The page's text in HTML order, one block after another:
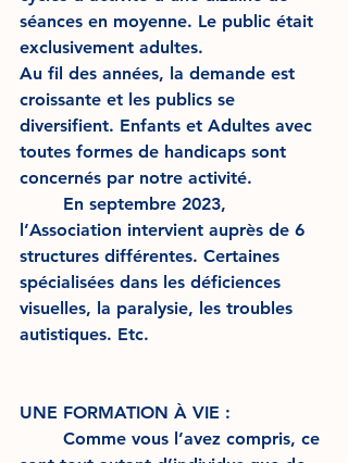
séances en moyenne. Le public était
exclusivement adultes.
Au fil des années, la demande est
croissante et les publics se
diversifient. Enfants et Adultes avec
toutes formes de handicaps sont
concernés par notre activité.
l’Association intervient auprès de 6
structures différentes. Certaines
spécialisées dans les déficiences
visuelles, la paralysie, les troubles
autistiques. Etc.
UNE FORMATION À VIE :